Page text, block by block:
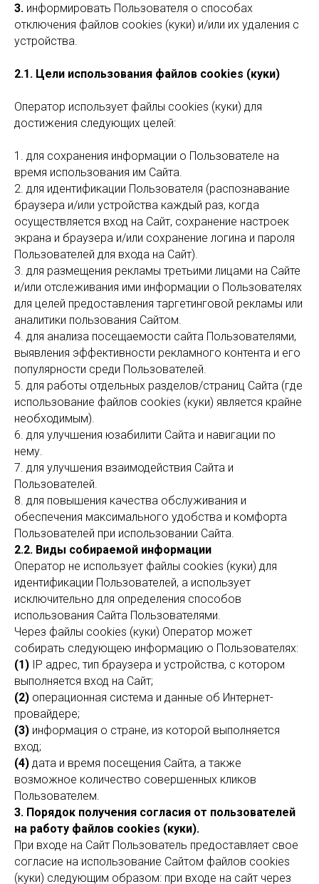
3. информировать Пользователя о способах
отключения файлов cookies (куки) и/или их удаления с
устройства.
2.1. Цели использования файлов cookies (куки)
Оператор использует файлы cookies (куки) для
достижения следующих целей:
1. для сохранения информации о Пользователе на
время использования им Сайта.
2. для идентификации Пользователя (распознавание
браузера и/или устройства каждый раз, когда
осуществляется вход на Сайт, сохранение настроек
экрана и браузера и/или сохранение логина и пароля
Пользователей для входа на Сайт).
3. для размещения рекламы третьими лицами на Сайте
и/или отслеживания ими информации о Пользователях
для целей предоставления таргетинговой рекламы или
аналитики пользования Сайтом.
4. для анализа посещаемости сайта Пользователями,
выявления эффективности рекламного контента и его
популярности среди Пользователей.
5. для работы отдельных разделов/страниц Сайта (где
использование файлов cookies (куки) является крайне
необходимым).
6. для улучшения юзабилити Сайта и навигации по
нему.
7. для улучшения взаимодействия Сайта и
Пользователей.
8. для повышения качества обслуживания и
обеспечения максимального удобства и комфорта
Пользователей при использовании Сайта.
2.2. Виды собираемой информации
Оператор не использует файлы cookies (куки) для
идентификации Пользователей, а использует
исключительно для определения способов
использования Сайта Пользователями.
Через файлы cookies (куки) Оператор может
собирать следующею информацию о Пользователях:
(1) IP адрес, тип браузера и устройства, с котором
выполняется вход на Сайт;
(2) операционная система и данные об Интернет-
провайдере;
(3) информация о стране, из которой выполняется
вход;
(4) дата и время посещения Сайта, а также
возможное количество совершенных кликов
Пользователем.
3. Порядок получения согласия от пользователей
на работу файлов cookies (куки).
При входе на Сайт Пользователь предоставляет свое
согласие на использование Сайтом файлов cookies
(куки) следующим образом: при входе на сайт через